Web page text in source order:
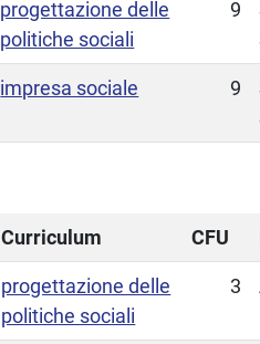
progettazione delle
politiche sociali
9
impresa sociale 9
Curriculum CFU
progettazione delle
politiche sociali
3